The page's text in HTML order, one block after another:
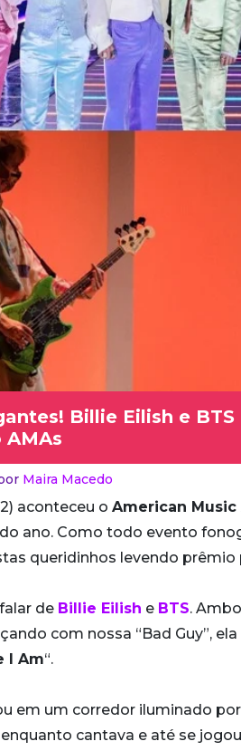
Billie Eilish e
AMAs
Maira Macedo
aconteceu o American Music
ano. Como todo evento
queridinhos levendo prêmio
de Billie Eilish e BTS.
com nossa “Bad Guy”,
I Am“.
em um corredor iluminado
cantava e até se